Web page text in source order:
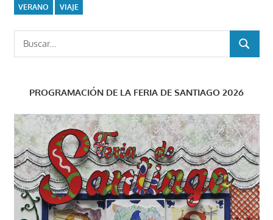
VERANO
VIAJE
Buscar:
BUSCAR
PROGRAMACIÓN DE LA FERIA DE SANTIAGO 2026